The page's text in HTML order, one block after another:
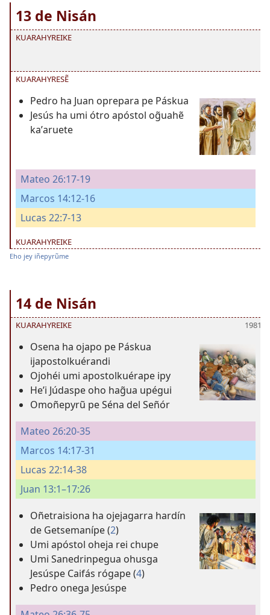
13 de Nisán
KUARAHYREIKE
KUARAHYRESẼ
Pedro ha Juan oprepara pe Páskua
Jesús ha umi ótro apóstol og̃uahẽ
kaʼaruete
Mateo 26:17-19
Marcos 14:12-16
Lucas 22:7-13
KUARAHYREIKE
Eho jey iñepyrũme
14 de Nisán
KUARAHYREIKE
Osena ha ojapo pe Páskua
ijapostolkuérandi
Ojohéi umi apostolkuérape ipy
Heʼi Júdaspe oho hag̃ua upégui
Omoñepyrũ pe Séna del Señór
Mateo 26:20-35
Marcos 14:17-31
Lucas 22:14-38
Juan 13:1–17:26
Oñetraisiona ha ojejagarra hardín
de Getsemanípe (2)
Umi apóstol oheja rei chupe
Umi Sanedrinpegua ohusga
Jesúspe Caifás rógape (4)
Pedro onega Jesúspe